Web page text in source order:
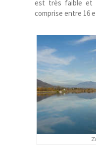
est très faible et
comprise entre 16